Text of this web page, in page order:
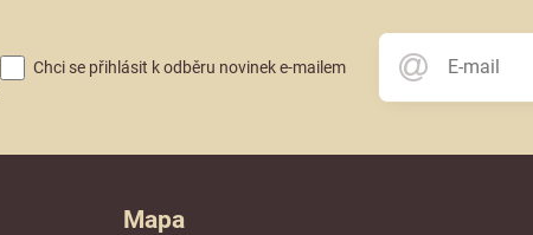
Chci se přihlásit k odběru novinek e-mailem
Mapa